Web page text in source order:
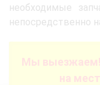
необходимые
непосредственно
Мы выезжаем!
на